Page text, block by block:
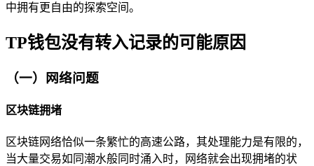
中拥有更自由的探索空间。
TP钱包没有转入记录的可能原因
（一）网络问题
区块链拥堵
区块链网络恰似一条繁忙的高速公路，其处理能力是有限的，
当大量交易如同潮水般同时涌入时，网络就会出现拥堵的状